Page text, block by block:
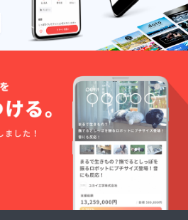
年一回開催
います。
上記の社会
ほかに、国
際観光都市
として著名
な小樽市
に、スポー
ツ雪かきを
インバウン
ド向けの新
たな冬のア